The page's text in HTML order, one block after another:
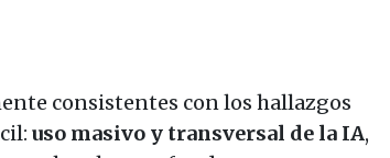
consistentes con los hallazgos
uso masivo y transversal de la IA,